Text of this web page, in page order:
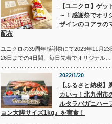
【ユニクロ】ゲッ
～！感謝祭でオリ
ザインのコアラの
配布
ユニクロの39周年感謝祭にて2023年11月23
26日までの4日間、毎日先着でオリジナル…
2022/1/20
【ふるさと納税】
カいっ！北九州市
ルタラバガニハー
ョン大脚サイズ1kg』を実食！